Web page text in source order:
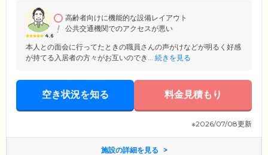
4.6
高齢者向けに機能的な設備レイアウト
公共交通機関でのアクセスが悪い
本人との面会に行ってたときの職員さんの声がけなどが明るく好感
が持てる入居者の方々がお互いのでき... 続きを見る
空き状況を知る 料金見積もり
※2026/07/08更新
施設の詳細を見る